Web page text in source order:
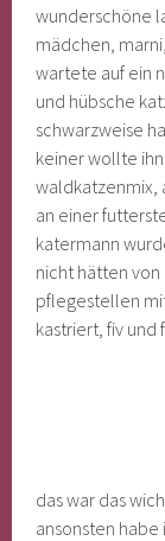
wunderschöne
mädchen,
wartete auf ein
und hübsche
schwarzweise
keiner wollte
waldkatzenmix,
an einer
katermann
nicht hätten
pflegestellen
kastriert, fiv und
das war das
ansonsten